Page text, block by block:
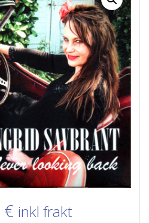
€ inkl frakt